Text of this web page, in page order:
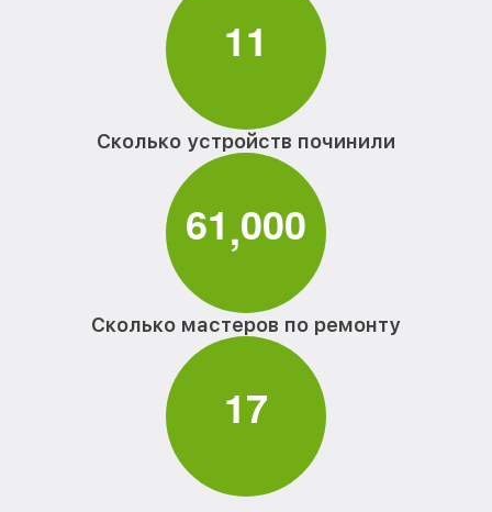
11
Сколько устройств починили
61,000
Сколько мастеров по ремонту
17